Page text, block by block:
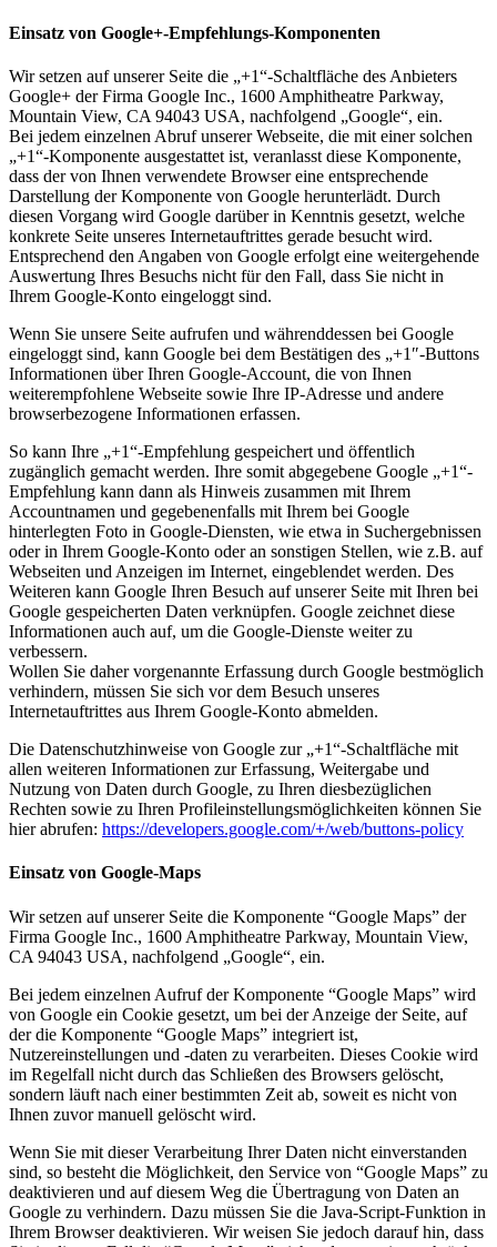
Einsatz von Google+-Empfehlungs-Komponenten
Wir setzen auf unserer Seite die „+1“-Schaltfläche des Anbieters
Google+ der Firma Google Inc., 1600 Amphitheatre Parkway,
Mountain View, CA 94043 USA, nachfolgend „Google“, ein.
Bei jedem einzelnen Abruf unserer Webseite, die mit einer solchen
„+1“-Komponente ausgestattet ist, veranlasst diese Komponente,
dass der von Ihnen verwendete Browser eine entsprechende
Darstellung der Komponente von Google herunterlädt. Durch
diesen Vorgang wird Google darüber in Kenntnis gesetzt, welche
konkrete Seite unseres Internetauftrittes gerade besucht wird.
Entsprechend den Angaben von Google erfolgt eine weitergehende
Auswertung Ihres Besuchs nicht für den Fall, dass Sie nicht in
Ihrem Google-Konto eingeloggt sind.
Wenn Sie unsere Seite aufrufen und währenddessen bei Google
eingeloggt sind, kann Google bei dem Bestätigen des „+1″-Buttons
Informationen über Ihren Google-Account, die von Ihnen
weiterempfohlene Webseite sowie Ihre IP-Adresse und andere
browserbezogene Informationen erfassen.
So kann Ihre „+1“-Empfehlung gespeichert und öffentlich
zugänglich gemacht werden. Ihre somit abgegebene Google „+1“-
Empfehlung kann dann als Hinweis zusammen mit Ihrem
Accountnamen und gegebenenfalls mit Ihrem bei Google
hinterlegten Foto in Google-Diensten, wie etwa in Suchergebnissen
oder in Ihrem Google-Konto oder an sonstigen Stellen, wie z.B. auf
Webseiten und Anzeigen im Internet, eingeblendet werden. Des
Weiteren kann Google Ihren Besuch auf unserer Seite mit Ihren bei
Google gespeicherten Daten verknüpfen. Google zeichnet diese
Informationen auch auf, um die Google-Dienste weiter zu
verbessern.
Wollen Sie daher vorgenannte Erfassung durch Google bestmöglich
verhindern, müssen Sie sich vor dem Besuch unseres
Internetauftrittes aus Ihrem Google-Konto abmelden.
Die Datenschutzhinweise von Google zur „+1“-Schaltfläche mit
allen weiteren Informationen zur Erfassung, Weitergabe und
Nutzung von Daten durch Google, zu Ihren diesbezüglichen
Rechten sowie zu Ihren Profileinstellungsmöglichkeiten können Sie
hier abrufen: https://developers.google.com/+/web/buttons-policy
Einsatz von Google-Maps
Wir setzen auf unserer Seite die Komponente “Google Maps” der
Firma Google Inc., 1600 Amphitheatre Parkway, Mountain View,
CA 94043 USA, nachfolgend „Google“, ein.
Bei jedem einzelnen Aufruf der Komponente “Google Maps” wird
von Google ein Cookie gesetzt, um bei der Anzeige der Seite, auf
der die Komponente “Google Maps” integriert ist,
Nutzereinstellungen und -daten zu verarbeiten. Dieses Cookie wird
im Regelfall nicht durch das Schließen des Browsers gelöscht,
sondern läuft nach einer bestimmten Zeit ab, soweit es nicht von
Ihnen zuvor manuell gelöscht wird.
Wenn Sie mit dieser Verarbeitung Ihrer Daten nicht einverstanden
sind, so besteht die Möglichkeit, den Service von “Google Maps” zu
deaktivieren und auf diesem Weg die Übertragung von Daten an
Google zu verhindern. Dazu müssen Sie die Java-Script-Funktion in
Ihrem Browser deaktivieren. Wir weisen Sie jedoch darauf hin, dass